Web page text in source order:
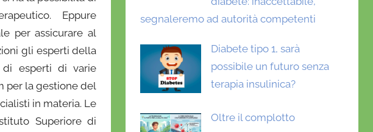
Eppure
per assicurare al
gli esperti della
di esperti di varie
per la gestione del
in materia. Le
Superiore di
segnaleremo ad autorità competenti
Diabete tipo 1, sarà
possibile un futuro senza
terapia insulinica?
Oltre il complotto